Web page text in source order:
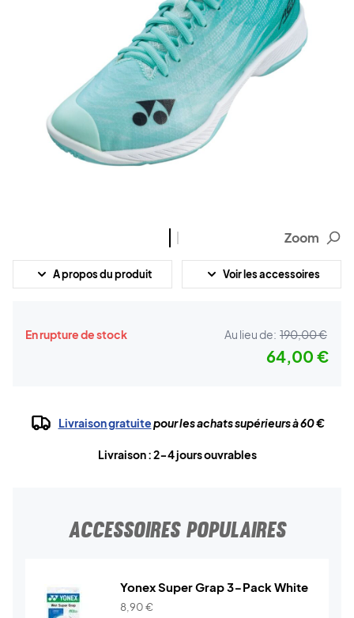
Zoom
A propos du produit Voir les accessoires
En rupture de stock Au lieu de: 190,00 €
64,00 €
Livraison gratuitepour les achats supérieurs à 60 €
Livraison : 2-4 jours ouvrables
ACCESSOIRES POPULAIRES
Yonex Super Grap 3-Pack White
8,90€